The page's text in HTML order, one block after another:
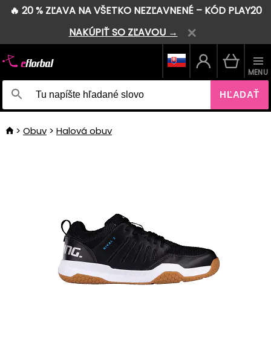
🔥 20 % ZĽAVA NA VŠETKO NEZĽAVNENÉ – KÓD PLAY20
NAKÚPIŤ SO ZĽAVOU →
HĽADAŤ
MENU
Obuv Halová obuv